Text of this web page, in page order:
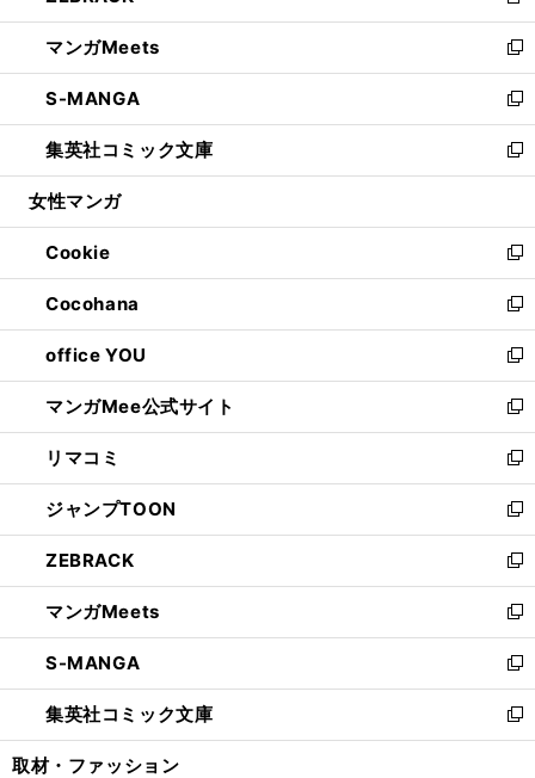
開
く
ウ
で
開
く
ン
ド
ウ
で
開
く
ウ
ィ
ン
ド
ウ
で
開
し
い
ウ
ィ
ン
ド
ウ
開
く
マンガMeets
新
し
い
ウ
ィ
ン
ウ
で
開
く
S-MANGA
新
し
い
ウ
ン
ド
ウ
で
開
く
集英社コミック文庫
新
し
ウ
ィ
ン
ド
ウ
で
開
く
女性マンガ
Cookie
新
し
い
ウ
ィ
ン
ド
ウ
で
開
く
Cocohana
新
し
い
ウ
ィ
ン
ド
ウ
で
開
く
office YOU
新
し
い
ウ
ィ
ン
ド
ウ
で
開
く
マンガMee公式サイト
新
し
い
ウ
ィ
ン
ド
ウ
で
開
く
リマコミ
新
し
い
ウ
ィ
ン
ド
ウ
で
開
く
ジャンプTOON
新
し
い
ウ
ィ
ン
ド
ウ
で
開
ZEBRACK
新
し
い
ウ
ィ
ン
ド
ウ
マンガMeets
新
し
い
ウ
ィ
ン
S-MANGA
新
し
い
ウ
集英社コミック文庫
新
し
取材・ファッション